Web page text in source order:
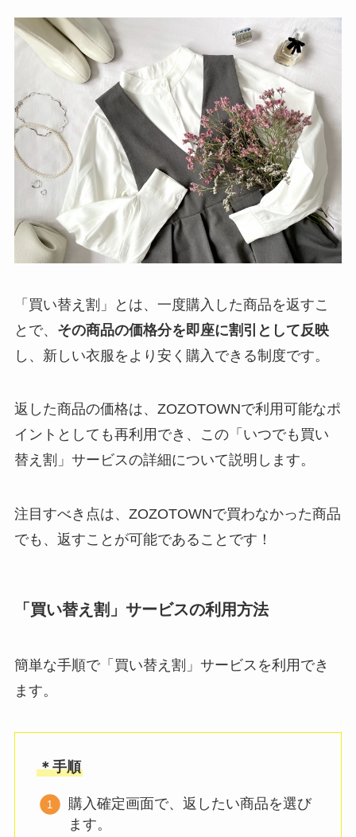
「買い替え割」とは、一度購入した商品を返すこ
とで、 その商品の価格分を即座に割引として反映
し、新しい衣服をより安く購入できる制度です。
返した商品の価格は、ZOZOTOWNで利用可能なポ
イントとしても再利用でき、この「いつでも買い
替え割」サービスの詳細について説明します。
注目すべき点は、ZOZOTOWNで買わなかった商品
でも、返すことが可能であることです！
「買い替え割」サービスの利用方法
簡単な手順で「買い替え割」サービスを利用でき
ます。
＊手順
購入確定画面で、返したい商品を選び
ます。